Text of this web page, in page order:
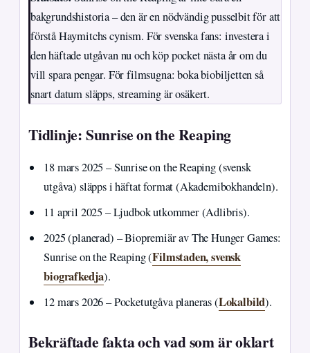
bakgrundshistoria – den är en nödvändig pusselbit för att
förstå Haymitchs cynism. För svenska fans: investera i
den häftade utgåvan nu och köp pocket nästa år om du
vill spara pengar. För filmsugna: boka biobiljetten så
snart datum släpps, streaming är osäkert.
Tidlinje: Sunrise on the Reaping
18 mars 2025– Sunrise on the Reaping (svensk
utgåva) släpps i häftat format (Akademibokhandeln).
11 april 2025– Ljudbok utkommer (Adlibris).
2025 (planerad) – Biopremiär av The Hunger Games:
Sunrise on the Reaping (Filmstaden, svensk
biografkedja).
12 mars 2026– Pocketutgåva planeras (Lokalbild).
Bekräftade fakta och vad som är oklart